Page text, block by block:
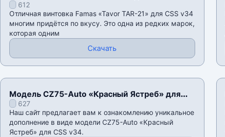
612
Отличная винтовка Famas «Tavor TAR-21» для CSS v34
многим придëтся по вкусу. Это одна из редких марок,
которая одним
Скачать
Модель CZ75-Auto «Красный Ястреб» для
CSS v34
627
Наш сайт предлагает вам к ознакомлению уникальное
дополнение в виде модели CZ75-Auto «Красный
Ястреб» для CSS v34.